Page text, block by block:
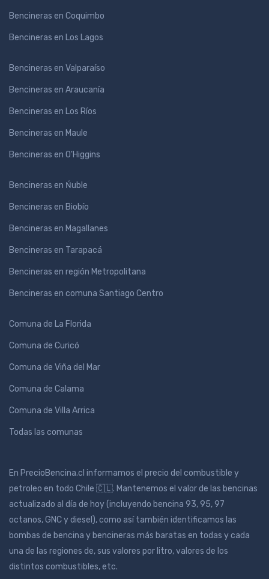
Bencineras en Coquimbo
Bencineras en Los Lagos
Bencineras en Valparaíso
Bencineras en Araucanía
Bencineras en Los Ríos
Bencineras en Maule
Bencineras en O'Higgins
Bencineras en Ńuble
Bencineras en Biobío
Bencineras en Magallanes
Bencineras en Tarapacá
Bencineras en región Metropolitana
Bencineras en comuna Santiago Centro
Comuna de La Florida
Comuna de Curicó
Comuna de Viña del Mar
Comuna de Calama
Comuna de Villa Arrica
Todas las comunas
En PrecioBencina.cl informamos el precio del combustible y
petroleo en todo Chile 🇨🇱. Mantenemos el valor de las bencinas
actualizado al día de hoy (incluyendo bencina 93, 95, 97
octanos, GNC y diesel), como así también identificamos las
bombas de bencina y bencineras más baratas en todas y cada
una de las regiones de, sus valores por litro, valores de los
distintos combustibles, etc.